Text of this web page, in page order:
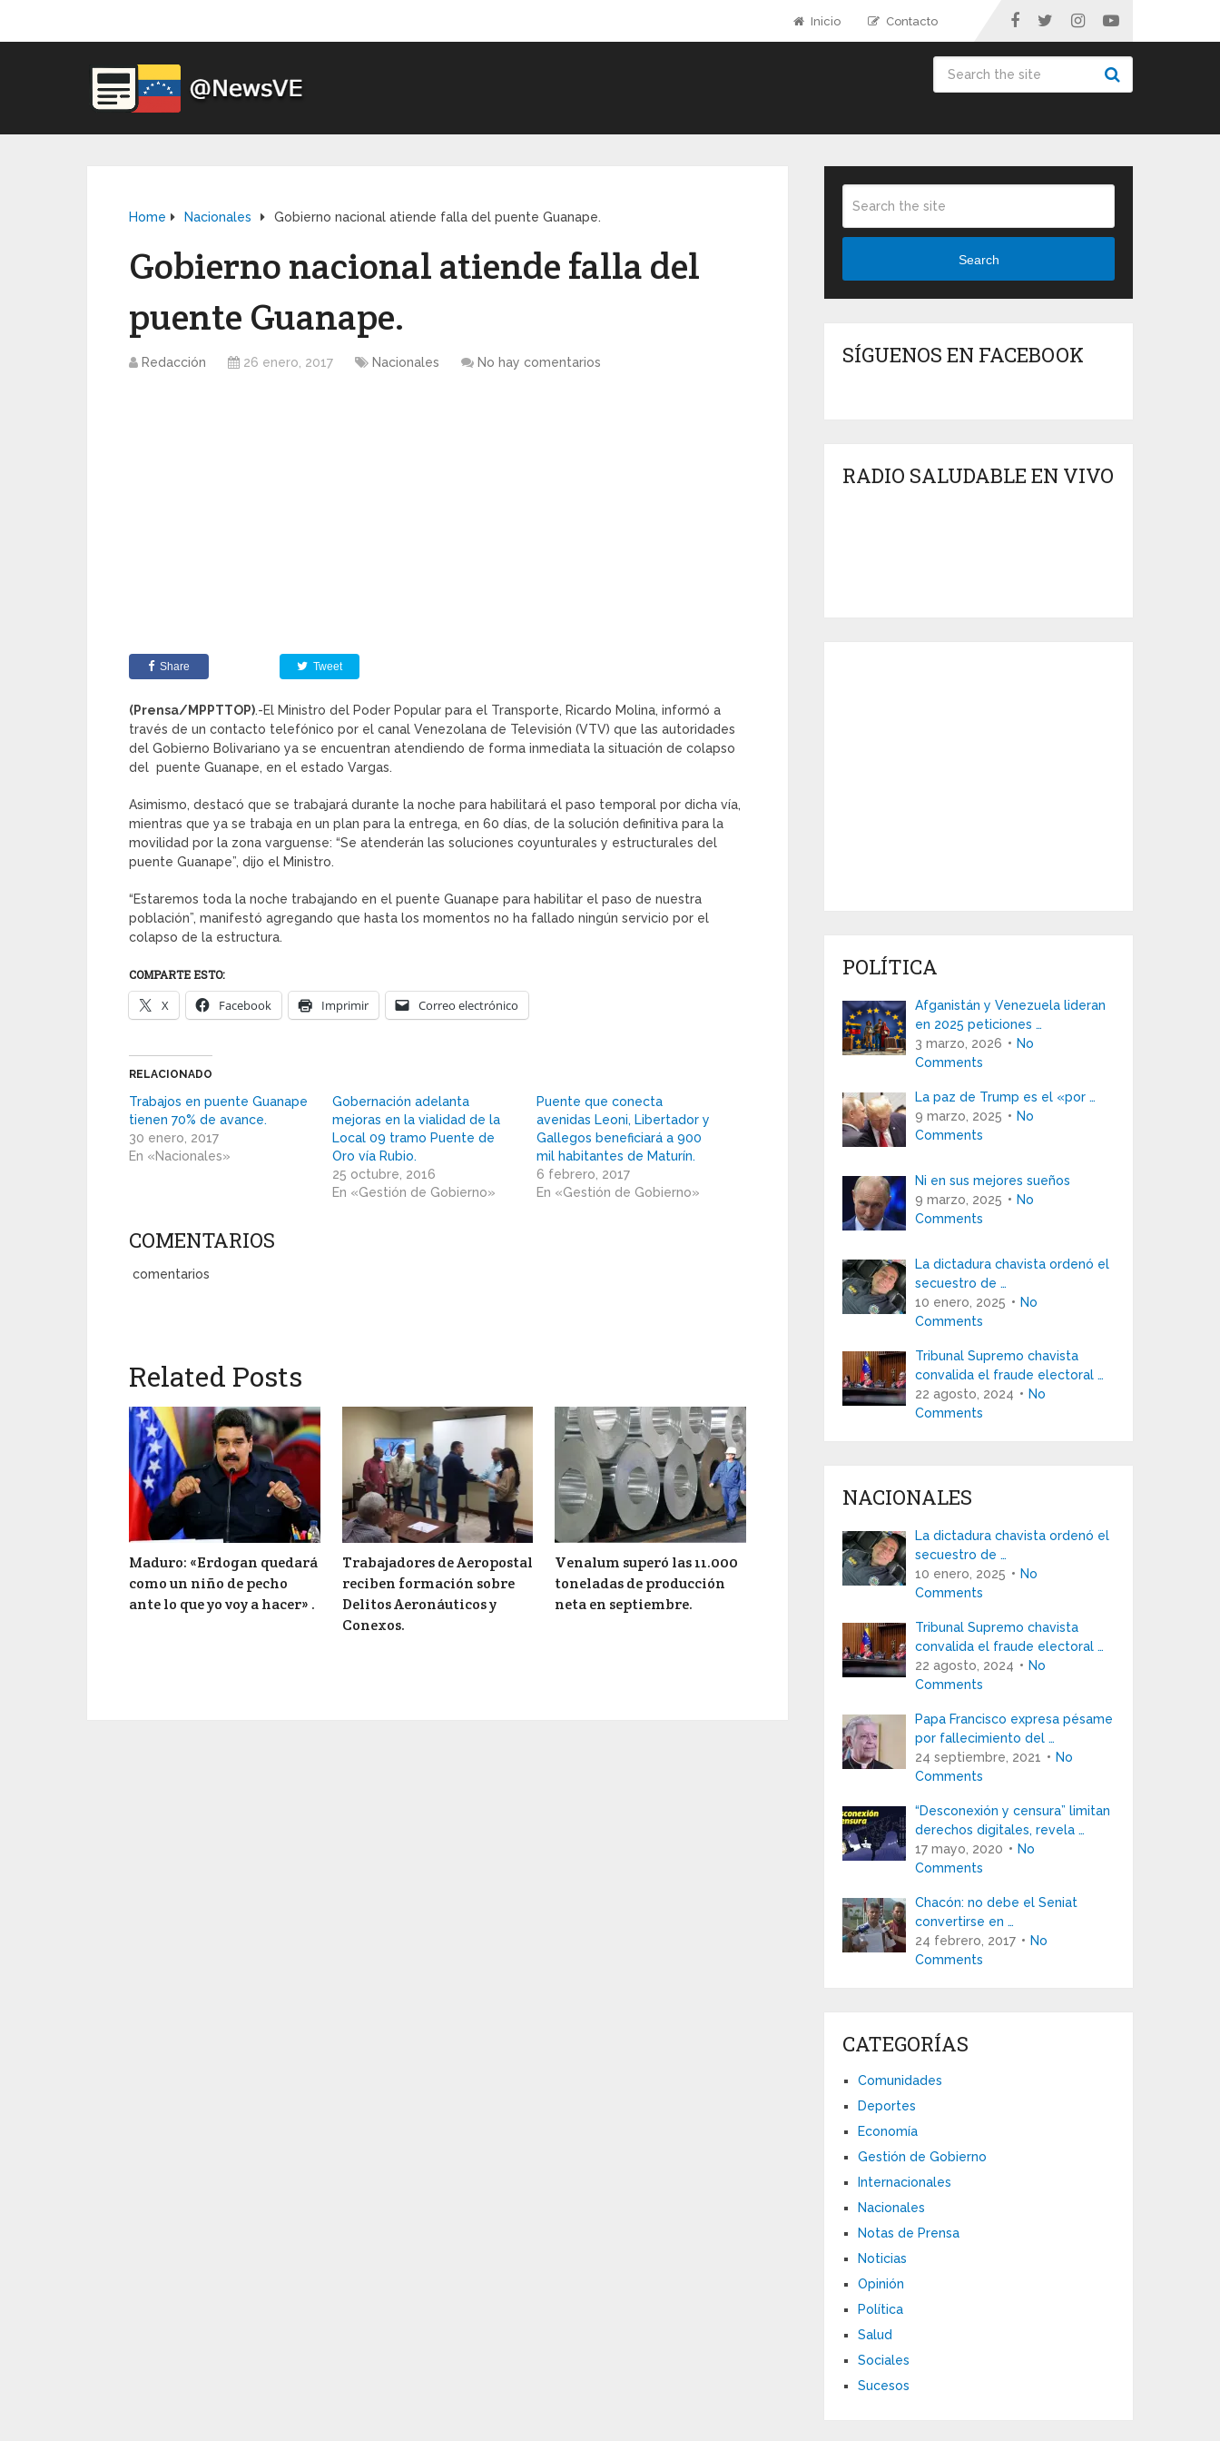
Inicio Contacto
Home Nacionales Gobierno nacional atiende falla del puente Guanape.
Gobierno nacional atiende falla del
puente Guanape.
Redacción 26 enero, 2017 Nacionales No hay comentarios
Share Tweet
(Prensa/MPPTTOP).-El Ministro del Poder Popular para el Transporte, Ricardo Molina, informó a
través de un contacto telefónico por el canal Venezolana de Televisión (VTV) que las autoridades
del Gobierno Bolivariano ya se encuentran atendiendo de forma inmediata la situación de colapso
del puente Guanape, en el estado Vargas.
Asimismo, destacó que se trabajará durante la noche para habilitará el paso temporal por dicha vía,
mientras que ya se trabaja en un plan para la entrega, en 60 días, de la solución definitiva para la
movilidad por la zona varguense: “Se atenderán las soluciones coyunturales y estructurales del
puente Guanape”, dijo el Ministro.
“Estaremos toda la noche trabajando en el puente Guanape para habilitar el paso de nuestra
población”, manifestó agregando que hasta los momentos no ha fallado ningún servicio por el
colapso de la estructura.
COMPARTE ESTO:
X Facebook Imprimir Correo electrónico
RELACIONADO
Trabajos en puente Guanape
tienen 70% de avance.
30 enero, 2017
En «Nacionales»
Gobernación adelanta
mejoras en la vialidad de la
Local 09 tramo Puente de
Oro vía Rubio.
25 octubre, 2016
En «Gestión de Gobierno»
Puente que conecta
avenidas Leoni, Libertador y
Gallegos beneficiará a 900
mil habitantes de Maturín.
6 febrero, 2017
En «Gestión de Gobierno»
COMENTARIOS
comentarios
Related Posts
Maduro: «Erdogan quedará
como un niño de pecho
ante lo que yo voy a hacer» .
Trabajadores de Aeropostal
reciben formación sobre
Delitos Aeronáuticos y
Conexos.
Venalum superó las 11.000
toneladas de producción
neta en septiembre.
Search
SÍGUENOS EN FACEBOOK
RADIO SALUDABLE EN VIVO
POLÍTICA
Afganistán y Venezuela lideran
en 2025 peticiones …
3 marzo, 2026
No
Comments
La paz de Trump es el «por …
9 marzo, 2025
No
Comments
Ni en sus mejores sueños
9 marzo, 2025
No
Comments
La dictadura chavista ordenó el
secuestro de …
10 enero, 2025
No
Comments
Tribunal Supremo chavista
convalida el fraude electoral …
22 agosto, 2024
No
Comments
NACIONALES
La dictadura chavista ordenó el
secuestro de …
10 enero, 2025
No
Comments
Tribunal Supremo chavista
convalida el fraude electoral …
22 agosto, 2024
No
Comments
Papa Francisco expresa pésame
por fallecimiento del …
24 septiembre, 2021
No
Comments
“Desconexión y censura” limitan
derechos digitales, revela …
17 mayo, 2020
No
Comments
Chacón: no debe el Seniat
convertirse en …
24 febrero, 2017
No
Comments
CATEGORÍAS
Comunidades
Deportes
Economía
Gestión de Gobierno
Internacionales
Nacionales
Notas de Prensa
Noticias
Opinión
Política
Salud
Sociales
Sucesos